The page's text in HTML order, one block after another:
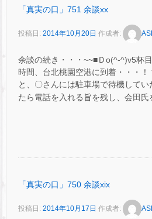
「真実の口」751 余談xx
投稿日: 2014年10月20日 作成者:
余談の続き・・・~~■Ｄo(^-^)v5杯
時間、台北桃園空港に到着・・・！
と、〇さんには駐車場で待機して
たら電話を入れる旨を残し、会田氏
「真実の口」750 余談xix
投稿日: 2014年10月17日 作成者: